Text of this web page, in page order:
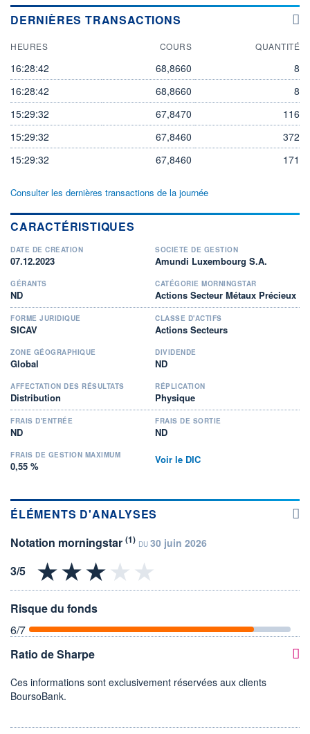
DERNIÈRES TRANSACTIONS
HEURES COURS QUANTITÉ
16:28:42 68,8660
8
16:28:42
68,8660
8
15:29:32
67,8470
116
15:29:32
67,8460
372
15:29:32
67,8460 171
Consulter les dernières transactions de la journée
CARACTÉRISTIQUES
DATE DE CRÉATION
07.12.2023
SOCIÉTÉ DE GESTION
Amundi Luxembourg S.A.
GÉRANTS
ND
CATÉGORIE MORNINGSTAR
Actions Secteur Métaux Précieux
FORME JURIDIQUE
SICAV
CLASSE D'ACTIFS
Actions Secteurs
ZONE GÉOGRAPHIQUE
Global
DIVIDENDE
ND
AFFECTATION DES RÉSULTATS
Distribution
RÉPLICATION
Physique
FRAIS D'ENTRÉE
ND
FRAIS DE SORTIE
ND
FRAIS DE GESTION MAXIMUM
0,55 %
Voir le DIC
ÉLÉMENTS D'ANALYSES
Notation morningstar (1) DU 30 juin 2026
Risque du fonds
6/7
Ratio de Sharpe
Ces informations sont exclusivement réservées aux clients
BoursoBank.